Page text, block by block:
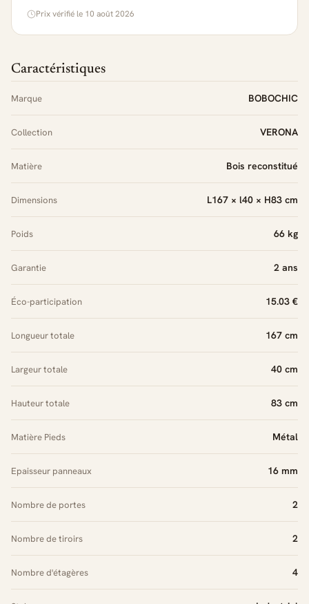
Prix vérifié le 10 août 2026
Caractéristiques
Marque BOBOCHIC
Collection VERONA
Matière Bois reconstitué
Dimensions L167 × l40 × H83 cm
Poids 66 kg
Garantie 2 ans
Éco-participation 15.03 €
Longueur totale 167 cm
Largeur totale 40 cm
Hauteur totale 83 cm
Matière Pieds Métal
Epaisseur panneaux 16 mm
Nombre de portes 2
Nombre de tiroirs 2
Nombre d'étagères 4